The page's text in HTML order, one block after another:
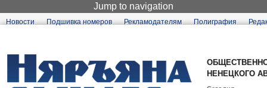
Jump to navigation
Новости Подшивка номеров Рекламодателям Полиграфия
НЕНЕЦКОГО